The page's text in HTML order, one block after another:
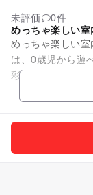
未評価
0件
めっちゃ楽しい
めっちゃ楽しい
は、0歳児から遊
彩られた施設内